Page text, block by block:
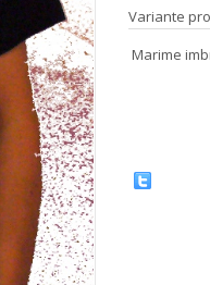
Variante
Marime